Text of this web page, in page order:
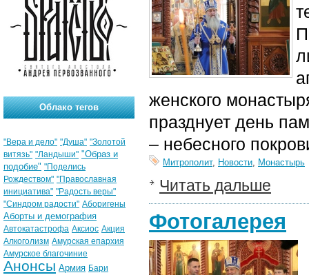
женского
празднует день
– небесного
Митрополит, Новости, Монастырь
Читать дальше
Фотогалерея
Облако тегов
"Вера и дело" "Душа" "Золотой
витязь" "Ландыши" "Образ и
подобие" "Поделись
Рождеством" "Православная
инициатива" "Радость веры"
"Синдром радости" Аборигены
Аборты и демография
Автокатастрофа Аксиос Акция
Алкоголизм Амурская епархия
Амурское благочиние
Анонсы Армия Бари